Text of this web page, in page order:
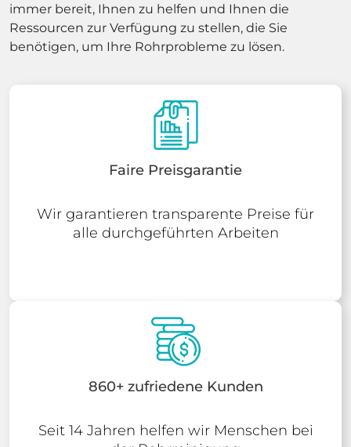
immer bereit, Ihnen zu helfen und Ihnen die
Ressourcen zur Verfügung zu stellen, die Sie
benötigen, um Ihre Rohrprobleme zu lösen.
Faire Preisgarantie
Wir garantieren transparente Preise für
alle durchgeführten Arbeiten
860+ zufriedene Kunden
Seit 14 Jahren helfen wir Menschen bei